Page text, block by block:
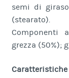
semi di
(stearato).
Componenti
grezza (50%);